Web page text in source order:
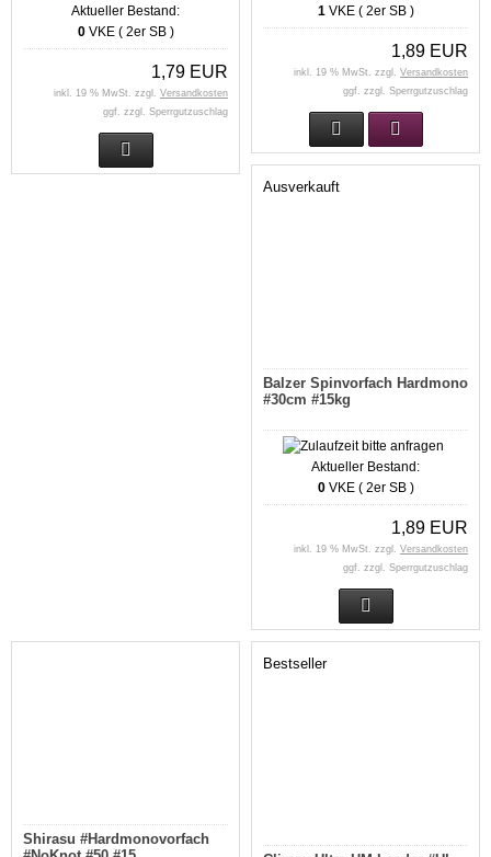
Aktueller Bestand:
0VKE ( 2er SB )
1,79 EUR
inkl. 19 % MwSt. zzgl. Versandkosten
ggf. zzgl. Sperrgutzuschlag
1VKE ( 2er SB )
1,89 EUR
inkl. 19 % MwSt. zzgl. Versandkosten
ggf. zzgl. Sperrgutzuschlag
Ausverkauft
Balzer Spinvorfach Hardmono
#30cm #15kg
Aktueller Bestand:
0VKE ( 2er SB )
1,89 EUR
inkl. 19 % MwSt. zzgl. Versandkosten
ggf. zzgl. Sperrgutzuschlag
Shirasu #Hardmonovorfach
Bestseller